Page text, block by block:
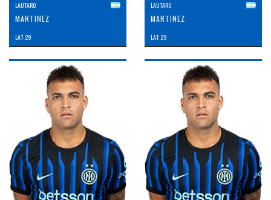
LAUTARO
MARTINEZ
LAT: 29
LAUTARO
MARTINEZ
LAT: 29